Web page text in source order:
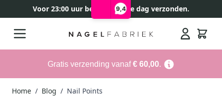
9,4
Voor 23:00 uur besteld, zelfde dag verzonden.
Gratis verzending vanaf€ 60,00.
Home / Blog / Nail Points